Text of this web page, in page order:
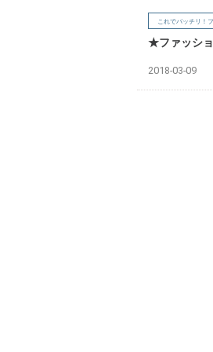
これでバッチリ！
★ファッシ
2018-03-09